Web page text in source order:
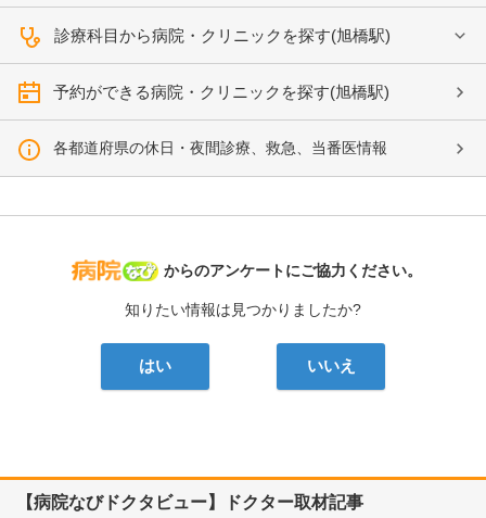
診療科目から病院・クリニックを探す(旭橋駅)
予約ができる病院・クリニックを探す(旭橋駅)
各都道府県の休日・夜間診療、救急、当番医情報
病院なび
からのアンケートにご協力ください。
知りたい情報は見つかりましたか?
はい いいえ
【病院なびドクタビュー】ドクター取材記事